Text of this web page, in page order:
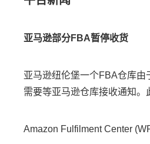
亚马逊部分FBA暂停收货
亚马逊纽伦堡一个FBA仓库
需要等亚马逊仓库接收通知。
Amazon Fulfilment Center